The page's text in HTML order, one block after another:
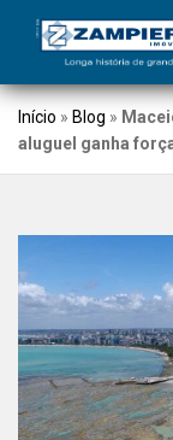
Início » Blog »
aluguel ganha